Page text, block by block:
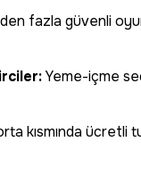
fazla güvenli
Yeme-içme
kısmında ücretli